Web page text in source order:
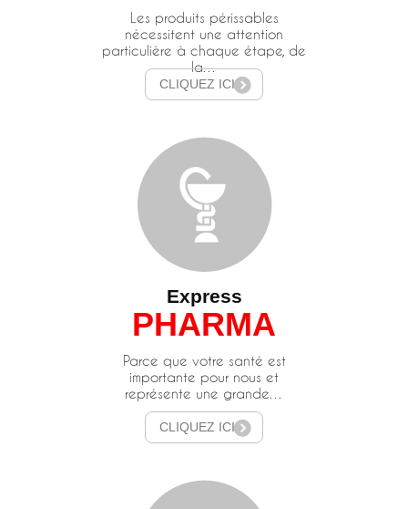
Les produits périssables
nécessitent une attention
particulière à chaque étape, de
la…
CLIQUEZ ICI
Express
PHARMA
Parce que votre santé est
importante pour nous et
représente une grande…
CLIQUEZ ICI